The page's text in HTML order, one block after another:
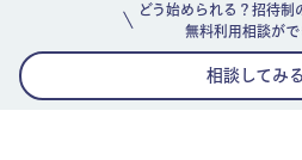
どう始められる？招待制
無料利用相談がで
相談してみる